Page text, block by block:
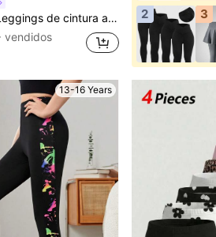
cintura alta y corte evasé para adolescentes
vendidos
2
3
13-16 Years